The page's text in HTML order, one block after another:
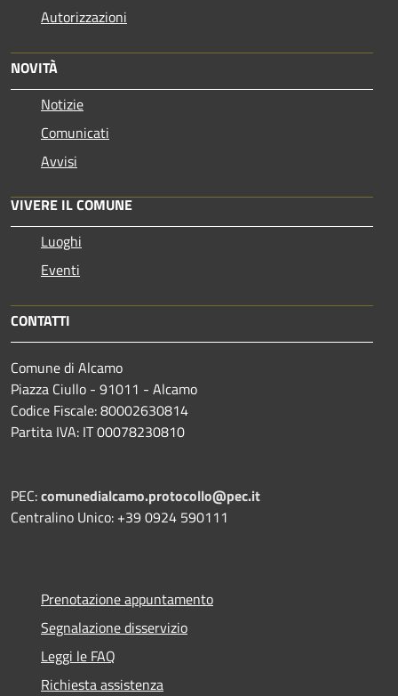
Autorizzazioni
NOVITÀ
Notizie
Comunicati
Avvisi
VIVERE IL COMUNE
Luoghi
Eventi
CONTATTI
Comune di Alcamo
Piazza Ciullo - 91011 - Alcamo
Codice Fiscale: 80002630814
Partita IVA: IT 00078230810
PEC:comunedialcamo.protocollo@pec.it
Centralino Unico: +39 0924 590111
Prenotazione appuntamento
Segnalazione disservizio
Leggi le FAQ
Richiesta assistenza